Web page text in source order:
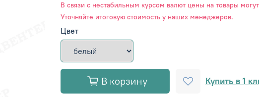
В связи с нестабильным курсом валют цены на товары
Уточняйте итоговую стоимость у наших менеджеров.
Цвет
В корзину Купить в 1